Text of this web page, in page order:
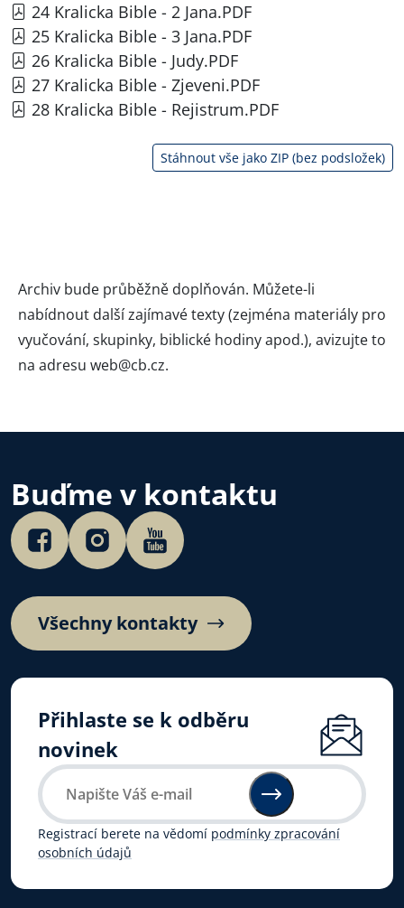
24 Kralicka Bible - 2 Jana.PDF
25 Kralicka Bible - 3 Jana.PDF
26 Kralicka Bible - Judy.PDF
27 Kralicka Bible - Zjeveni.PDF
28 Kralicka Bible - Rejistrum.PDF
Stáhnout vše jako ZIP (bez podsložek)
Archiv bude průběžně doplňován. Můžete-li
nabídnout další zajímavé texty (zejména materiály pro
vyučování, skupinky, biblické hodiny apod.), avizujte to
na adresu web@cb.cz.
Buďme v kontaktu
Všechny kontakty
Přihlaste se k odběru
novinek
Registrací berete na vědomí podmínky zpracování
osobních údajů